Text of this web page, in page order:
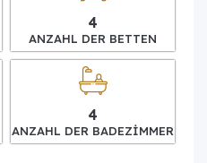
4
ANZAHL DER BETTEN
4
ANZAHL DER BADEZIMMER